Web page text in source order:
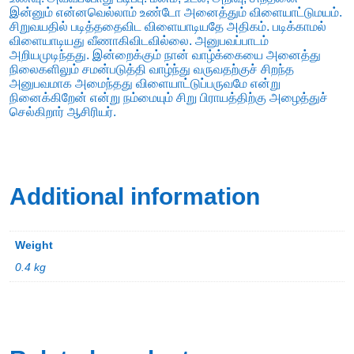
இன்னும் என்னவெல்லாம் உண்டோ அனைத்தும் விளையாட்டுமயம்.
சிறுவயதில் படித்ததைவிட விளையாடியதே அதிகம். படிக்காமல்
விளையாடியது வீணாகிவிடவில்லை. அனுபவப்பாடம்
அறியமுடிந்தது. இன்றைக்கும் நான் வாழ்க்கையை அனைத்து
நிலைகளிலும் சமன்படுத்தி வாழ்ந்து வருவதற்குச் சிறந்த
அனுபவமாக அமைந்தது விளையாட்டுப்பருவமே என்று
நினைக்கிறேன் என்று நம்மையும் சிறு பிராயத்திற்கு அழைத்துச்
செல்கிறார் ஆசிரியர்.
Additional information
Weight
0.4 kg